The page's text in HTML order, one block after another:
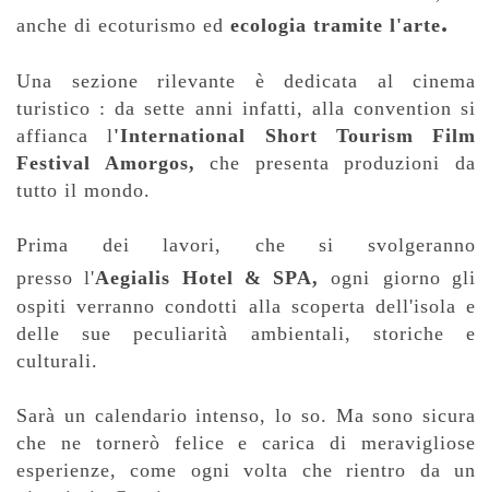
anche di ecoturismo ed ecologia tramite l'arte.
Una sezione rilevante è dedicata al cinema
turistico : da sette anni infatti, alla convention si
affianca l'International Short Tourism Film
Festival Amorgos,che presenta produzioni da
tutto il mondo.
Prima dei lavori, che si svolgeranno
pressol'Aegialis Hotel & SPA, ogni giorno gli
ospiti verranno condotti alla scoperta dell'isola e
delle sue peculiarità ambientali, storiche e
culturali.
Sarà un calendario intenso, lo so. Ma sono sicura
che ne tornerò felice e carica di meravigliose
esperienze, come ogni volta che rientro da un